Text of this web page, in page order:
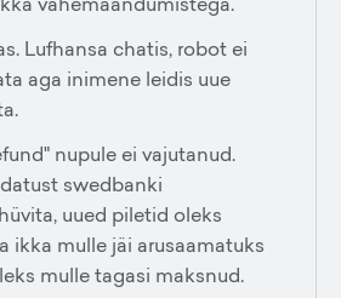
Lufhansa chatis, robot ei
aga inimene leidis uue
nupule ei vajutanud.
swedbanki
uued piletid oleks
ikka mulle jäi arusaamatuks
mulle tagasi maksnud.